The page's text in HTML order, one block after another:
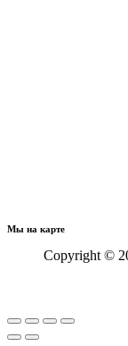
Мы на карте
Copyright ©